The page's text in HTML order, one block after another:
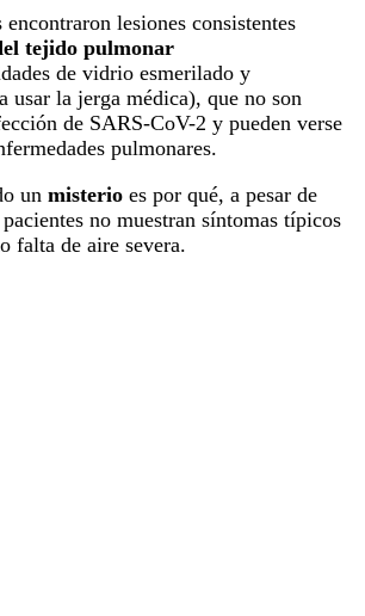
lesiones consistentes
tejido pulmonar
de vidrio esmerilado y
usar la jerga médica), que no son
de SARS-CoV-2 y pueden verse
pulmonares.
un misterio es por qué, a pesar de
no muestran síntomas típicos
falta de aire severa.